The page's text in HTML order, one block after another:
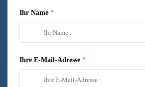
Ihr Name
Ihre E-Mail-Adresse